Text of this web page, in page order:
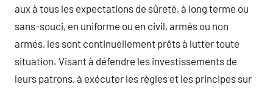
aux à tous les expectations de sûreté, à long terme ou
sans-souci, en uniforme ou en civil, armés ou non
armés, les sont continuellement prêts à lutter toute
situation. Visant à défendre les investissements de
leurs patrons, à exécuter les règles et les principes sur